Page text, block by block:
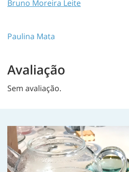
Bruno Moreira Leite
Paulina Mata
Avaliação
Sem avaliação.